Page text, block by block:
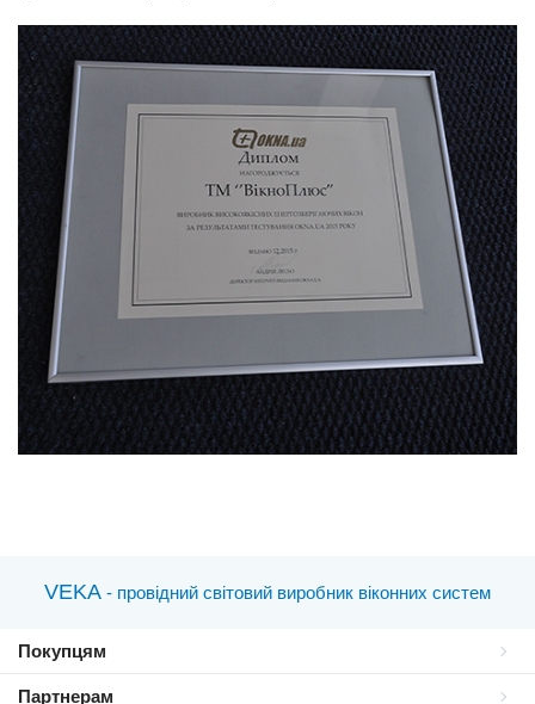
VEKA - провідний світовий виробник віконних систем
Покупцям
Партнерам